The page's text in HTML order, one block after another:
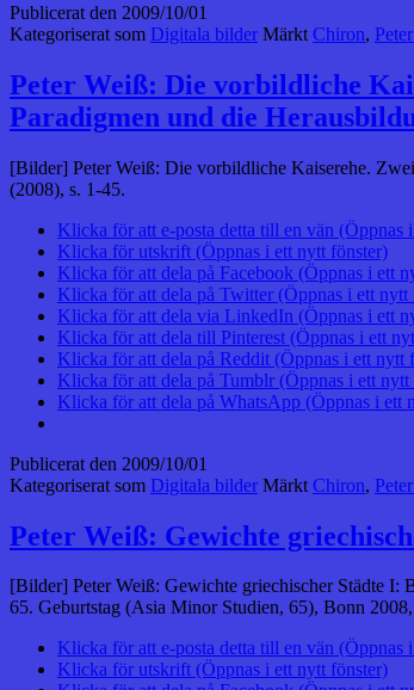
Publicerat den 2009/10/01
Kategoriserat som Digitala bilder Märkt Chiron,
Peter Weiß: Die vorbildliche
Paradigmen und die
[Bilder] Peter Weiß: Die vorbildliche Kaiserehe. Zwei
(2008), s. 1-45.
Klicka för att e-posta detta till en vän (Öppnas
Klicka för utskrift (Öppnas i ett nytt fönster)
Klicka för att dela på Facebook (Öppnas i ett
Klicka för att dela på Twitter (Öppnas i ett nytt
Klicka för att dela via LinkedIn (Öppnas i ett
Klicka för att dela till Pinterest (Öppnas i ett
Klicka för att dela på Reddit (Öppnas i ett nytt
Klicka för att dela på Tumblr (Öppnas i ett nytt
Klicka för att dela på WhatsApp (Öppnas i ett
Publicerat den 2009/10/01
Kategoriserat som Digitala bilder Märkt Chiron,
Peter Weiß: Gewichte
[Bilder] Peter Weiß: Gewichte griechischer Städte
65. Geburtstag (Asia Minor Studien, 65), Bonn
Klicka för att e-posta detta till en vän (Öppnas
Klicka för utskrift (Öppnas i ett nytt fönster)